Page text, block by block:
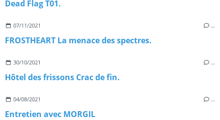
Dead Flag T01.
07/11/2021 …
FROSTHEART La menace des spectres.
30/10/2021 …
Hôtel des frissons Crac de fin.
04/08/2021 …
Entretien avec MORGIL